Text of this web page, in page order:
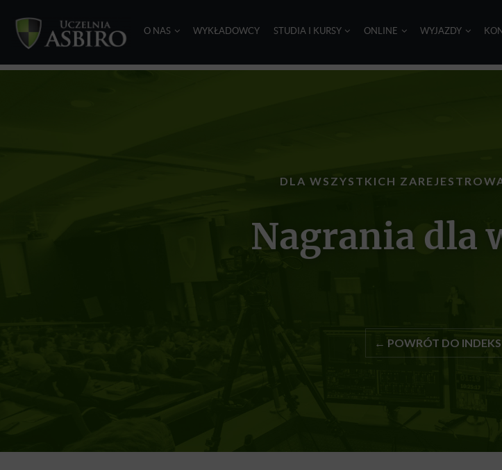
O NAS WYKŁADOWCY STUDIA I KURSY ONLINE WYJAZDY
DLA WSZYSTKICH
Nagrania dla
← POWRÓT DO